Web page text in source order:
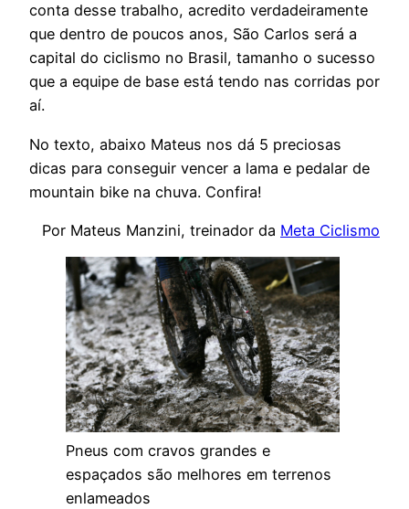
conta desse trabalho, acredito verdadeiramente
que dentro de poucos anos, São Carlos será a
capital do ciclismo no Brasil, tamanho o sucesso
que a equipe de base está tendo nas corridas por
aí.
No texto, abaixo Mateus nos dá 5 preciosas
dicas para conseguir vencer a lama e pedalar de
mountain bike na chuva. Confira!
Por Mateus Manzini, treinador da Meta Ciclismo
Pneus com cravos grandes e
espaçados são melhores em terrenos
enlameados